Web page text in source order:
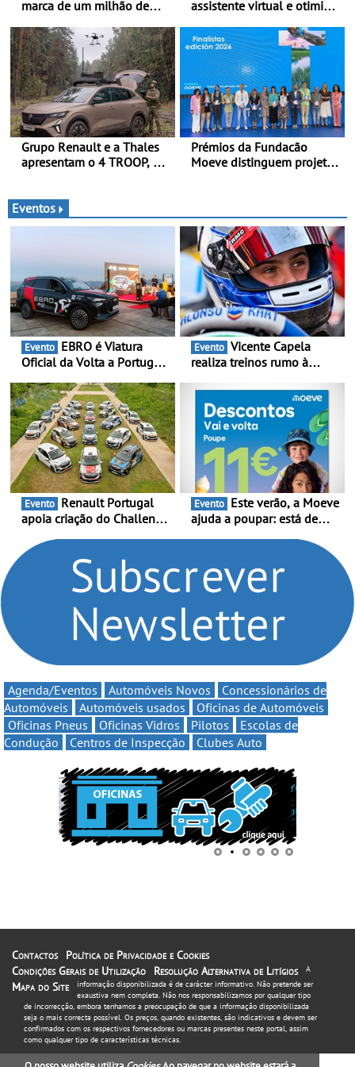
marca de um milhão de
in France” desde 2010
assistente virtual e otimiza
Portugal - A Assistente
“Ana” está disponível 24
horas por dia e reforça o
suporte contínuo ao cliente
Grupo Renault e a Thales
apresentam o 4 TROOP, um
forças terrestres
Prémios da Fundacão
Moeve distinguem projeto
Eventos
Evento
Oficial da Volta a Portugal
presença nacional ao lado
da mítica prova de ciclismo
e leva a sua gama SUV
multi-energia às estradas
de Portugal
Evento
realiza treinos rumo à
Portugal Karting e mira boa
estreia - O Campeonato
Portugal Karting 2026
decorre entre 1 de Março e
6 de Setembro
Evento
apoia criação do Challenge
compromisso com o
automobilismo nacional
continua em 2026
Evento
ajuda a poupar: está de
Volta” com descontos de
Agenda/Eventos Automóveis Novos
Concessionários de
Automóveis
Automóveis usados
Oficinas de Automóveis
Oficinas Pneus
Oficinas Vidros Pilotos
Escolas de
Condução
Centros de Inspecção Clubes Auto
Contactos
Política de Privacidade e Cookies
Condições Gerais de Utilização
Resolução Alternativa de Litígios
Mapa do Site
A
informação disponibilizada é de carácter informativo. Não pretende ser
exaustiva nem completa. Não nos responsabilizamos por qualquer tipo
de incorrecção, embora tenhamos a preocupação de que a informação disponibilizada
seja o mais correcta possível. Os preços, quando existentes, são indicativos e devem ser
confirmados com os respectivos fornecedores ou marcas presentes neste portal, assim
como qualquer tipo de características técnicas.